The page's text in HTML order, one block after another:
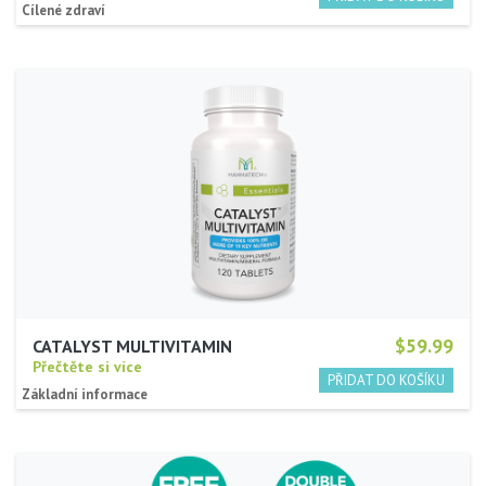
Cílené zdraví
$59.99
CATALYST MULTIVITAMIN
Přečtěte si více
Základní informace